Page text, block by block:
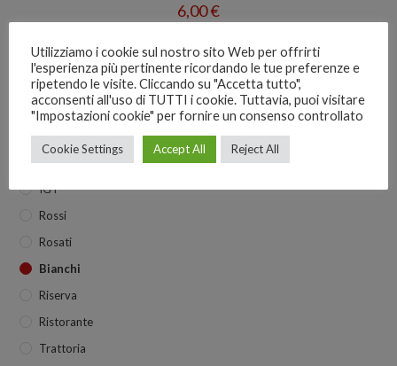
6,00€
Aggiungi al carrello
DOC
IGT
Rossi
Rosati
Bianchi
Riserva
Ristorante
Trattoria
Utilizziamo i cookie sul nostro sito Web per offrirti
l'esperienza più pertinente ricordando le tue preferenze e
ripetendo le visite. Cliccando su "Accetta tutto",
acconsenti all'uso di TUTTI i cookie. Tuttavia, puoi visitare
"Impostazioni cookie" per fornire un consenso controllato
Cookie Settings Accept All Reject All